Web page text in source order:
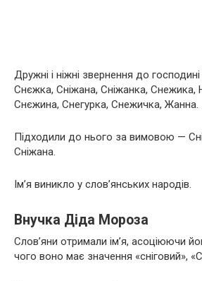
Дружні і ніжні звернення до господині
Снєжка, Сніжана, Сніжанка, Снежика,
Снєжина, Снегурка, Снежичка, Жанна.
Підходили до нього за вимовою —
Сніжана.
Ім’я виникло у слов’янських народів.
Внучка Діда Мороза
Слов’яни отримали ім’я, асоціюючи
чого воно має значення «сніговий»,